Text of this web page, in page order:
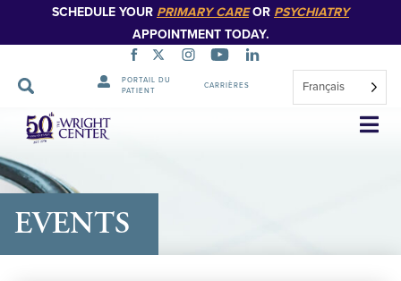
SCHEDULE YOUR PRIMARY CAREOR PSYCHIATRY
APPOINTMENT TODAY.
PORTAIL DU
PATIENT
CARRIÈRES Français
Sauter
la
EVENTS